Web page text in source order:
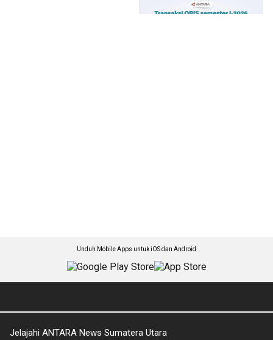
Unduh Mobile Apps untuk iOS dan Android
Jelajahi ANTARA News Sumatera Utara